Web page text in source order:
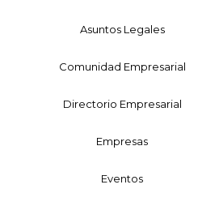
Asuntos Legales
Comunidad Empresarial
Directorio Empresarial
Empresas
Eventos